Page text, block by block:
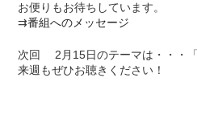
お便りもお待ちしています。
⇉番組へのメッセージ
次回 2月15日のテーマは・・・
来週もぜひお聴きください！